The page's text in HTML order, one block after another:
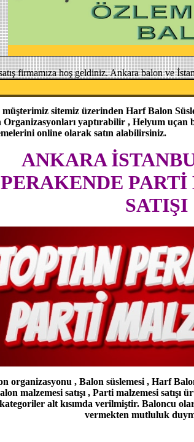
firmamıza hoş geldiniz. Ankara balon ve
müşterimiz sitemiz üzerinden Harf Balon
Organizasyonları yaptırabilir , Helyum uçan
online olarak satın alabilirsiniz.
ANKARA
PERAKENDE
SATIŞI
organizasyonu , Balon süslemesi , Harf
malzemesi satışı , Parti malzemesi
kategoriler alt kısımda verilmiştir. Baloncu
vermekten mutluluk